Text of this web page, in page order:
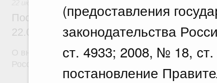
(предоставления
законодательства
ст. 4933; 2008, № 18,
постановление
Постановление Правительства
22.07.2026 г. № 925
О внесении изменений в некоторые акты